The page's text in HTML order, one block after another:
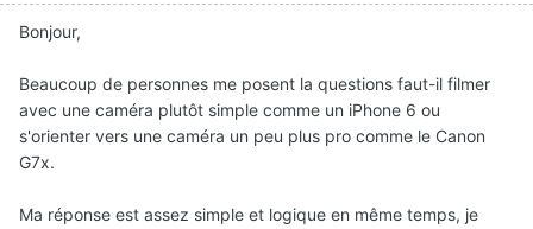
Bonjour,
Beaucoup de personnes me posent la questions faut-il filmer
avec une caméra plutôt simple comme un iPhone 6 ou
s'orienter vers une caméra un peu plus pro comme le Canon
G7x.
Ma réponse est assez simple et logique en même temps, je